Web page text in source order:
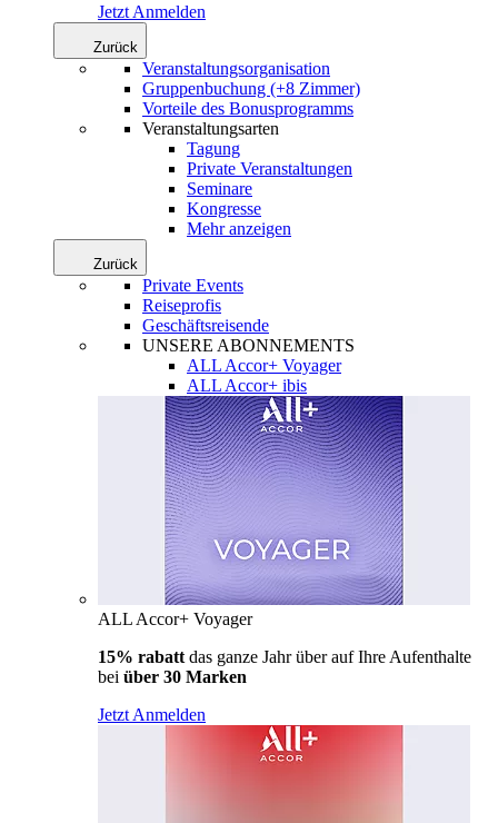
Jetzt Anmelden
Zurück
Veranstaltungsorganisation
Gruppenbuchung (+8 Zimmer)
Vorteile des Bonusprogramms
Veranstaltungsarten
Tagung
Private Veranstaltungen
Seminare
Kongresse
Mehr anzeigen
Zurück
Private Events
Reiseprofis
Geschäftsreisende
UNSERE ABONNEMENTS
ALL Accor+ Voyager
ALL Accor+ ibis
ALL Accor+ Voyager
15% rabatt das ganze Jahr über auf Ihre Aufenthalte
bei über 30 Marken
Jetzt Anmelden